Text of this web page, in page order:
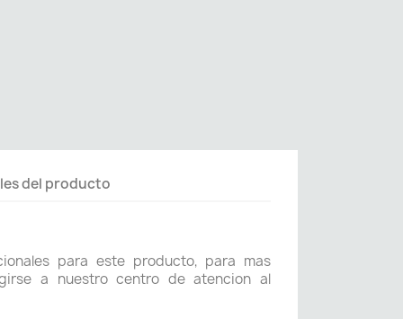
del producto
para este producto, para mas
a nuestro centro de atencion al